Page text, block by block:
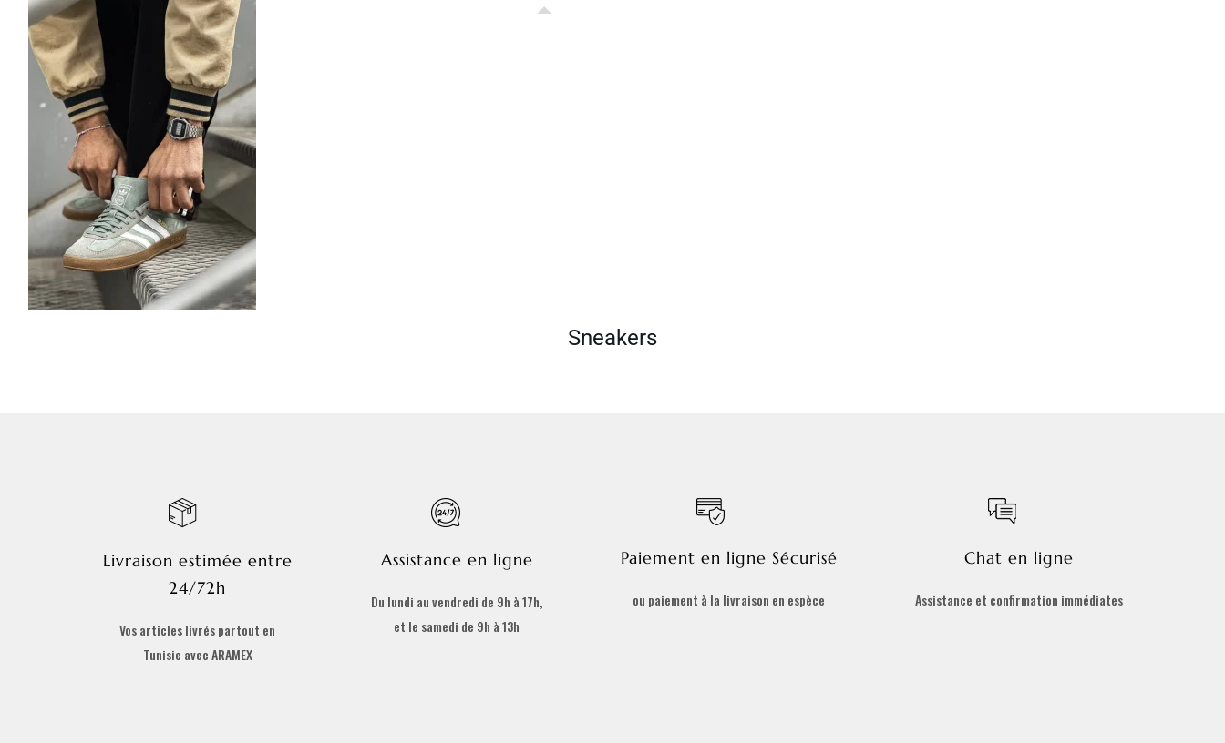
Sneakers
Livraison estimée entre
24/72h
Vos articles livrés partout en
Tunisie avec ARAMEX
Assistance en ligne
Du lundi au vendredi de 9h à 17h,
et le samedi de 9h à 13h
Paiement en ligne Sécurisé
ou paiement à la livraison en espèce
Chat en ligne
Assistance et confirmation immédiates